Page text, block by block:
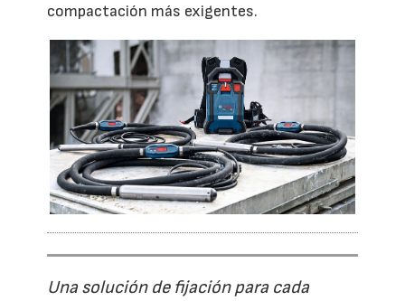
compactación más exigentes.
Una solución de fijación para cada